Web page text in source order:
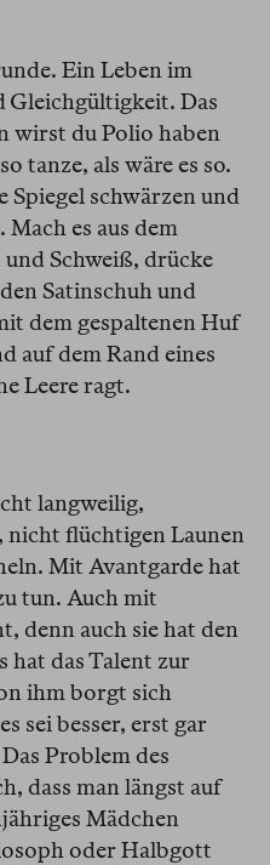
Ein Leben im
Gleichgültigkeit. Das
wirst du Polio haben
tanze, als wäre es so.
Spiegel schwärzen und
es aus dem
Schweiß, drücke
Satinschuh und
dem gespaltenen Huf
auf dem Rand eines
Leere ragt.
langweilig,
nicht flüchtigen Launen
Mit Avantgarde hat
tun. Auch mit
denn auch sie hat den
hat das Talent zur
ihm borgt sich
sei besser, erst gar
Problem des
dass man längst auf
Mädchen
oder Halbgott